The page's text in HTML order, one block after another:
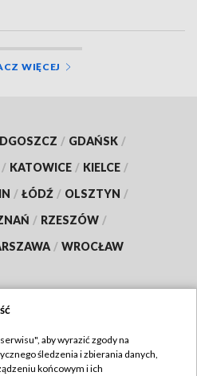
WIĘCEJ
/ GDAŃSK /
/ KATOWICE / KIELCE /
/ ŁÓDŹ / OLSZTYN /
/ RZESZÓW /
/ WROCŁAW
TVP
aby wyrazić zgody na
śledzenia i zbierania danych,
końcowym i ich